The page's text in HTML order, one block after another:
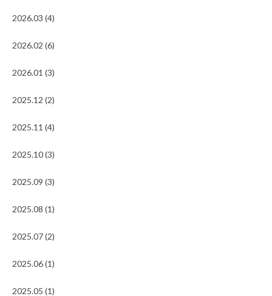
2026.03 (4)
2026.02 (6)
2026.01 (3)
2025.12 (2)
2025.11 (4)
2025.10 (3)
2025.09 (3)
2025.08 (1)
2025.07 (2)
2025.06 (1)
2025.05 (1)